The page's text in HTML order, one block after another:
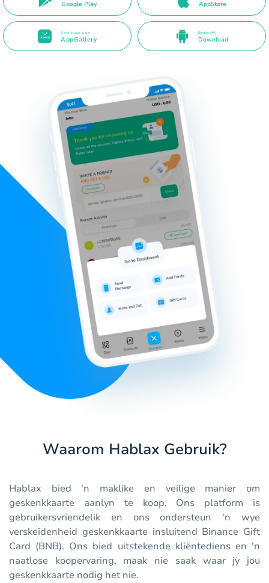
Google Play AppStore
Beskikbaar in die
AppGallery
Direkte APK
Download
Waarom Hablax Gebruik?
Hablax bied 'n maklike en veilige manier om
geskenkkaarte aanlyn te koop. Ons platform is
gebruikersvriendelik en ons ondersteun 'n wye
verskeidenheid geskenkkaarte insluitend Binance Gift
Card (BNB). Ons bied uitstekende kliëntediens en 'n
naatlose koopervaring, maak nie saak waar jy jou
geskenkkaarte nodig het nie.